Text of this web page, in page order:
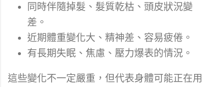
同時伴隨掉髮、髮質乾枯、頭皮狀況變
差。
近期體重變化大、精神差、容易疲倦。
有長期失眠、焦慮、壓力爆表的情況。
這些變化不一定嚴重，但代表身體可能正在用